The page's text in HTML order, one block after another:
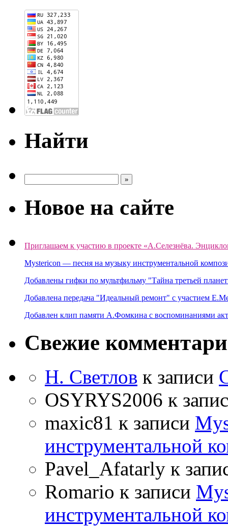
Найти
Новое на сайте
Приглашаем к участию в проекте «А.Селезнёва.
Mystericon — песня на музыку инструментальной
Добавлены гифки по мультфильму "Тайна третьей
Добавлена передача "Идеальный ремонт" с участием
Добавлен клип памяти А.Фомкина с воспоминаниями
Свежие
Н. Светлов к записи
OSYRYS2006 к
maxic81 к записи
инструментальной
Pavel_Afatarly к
Romario к записи
инструментальной